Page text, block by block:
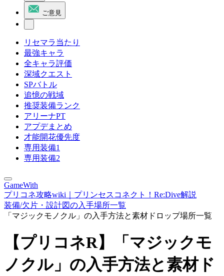
ご意見
リセマラ当たり
最強キャラ
全キャラ評価
深域クエスト
SPバトル
追憶の戦域
推奨装備ランク
アリーナPT
アプデまとめ
才能開花優先度
専用装備1
専用装備2
GameWith
プリコネ攻略wiki｜プリンセスコネクト！Re:Dive解説
装備/欠片・設計図の入手場所一覧
「マジックモノクル」の入手方法と素材ドロップ場所一覧
【プリコネR】「マジックモ
ノクル」の入手方法と素材ド